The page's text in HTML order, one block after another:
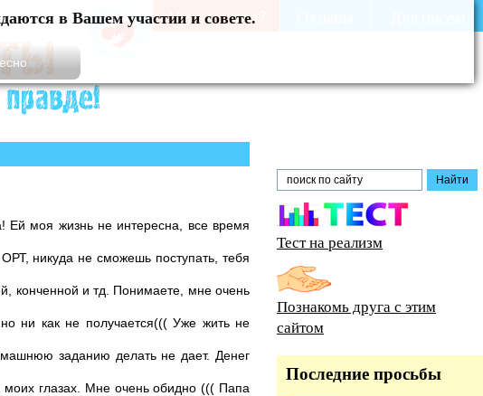
в Вашем участии и совете.
Ей моя жизнь не интересна, все время
никуда не сможешь поступать, тебя
конченной и тд. Понимаете, мне очень
ни как не получается((( Уже жить не
заданию делать не дает. Денег
глазах. Мне очень обидно ((( Папа
Тест на реализм
Познакомь друга с этим
сайтом
Последние просьбы